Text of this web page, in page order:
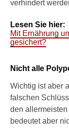
verhindert
Lesen Sie hier:
Mit Ernährung
gesichert?
Nicht alle
Wichtig ist aber
falschen
den
bedeutet aber
o
s
o
r
e
W
e
c
h